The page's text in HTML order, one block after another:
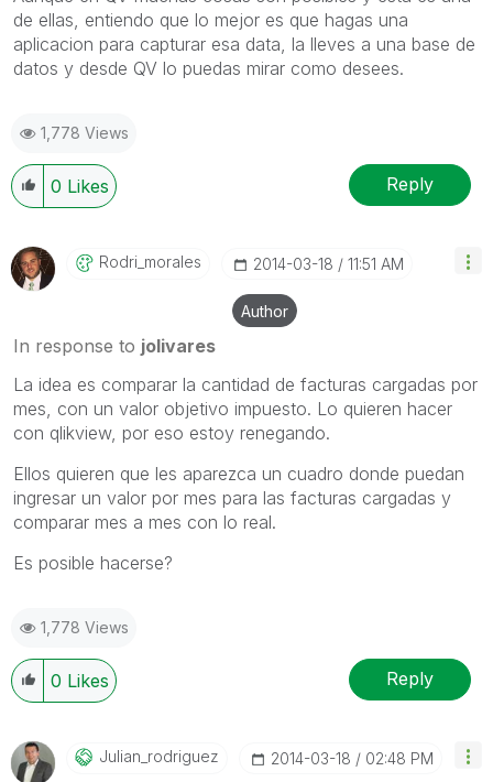
de ellas, entiendo que lo mejor es que hagas una
aplicacion para capturar esa data, la lleves a una base de
datos y desde QV lo puedas mirar como desees.
1,778 Views
0 Likes Reply
Rodri_morales ‎2014-03-18 11:51 AM
Author
In response to jolivares
La idea es comparar la cantidad de facturas cargadas por
mes, con un valor objetivo impuesto. Lo quieren hacer
con qlikview, por eso estoy renegando.
Ellos quieren que les aparezca un cuadro donde puedan
ingresar un valor por mes para las facturas cargadas y
comparar mes a mes con lo real.
Es posible hacerse?
1,778 Views
0 Likes Reply
Julian_rodrigueZ ‎2014-03-18 02:48 PM